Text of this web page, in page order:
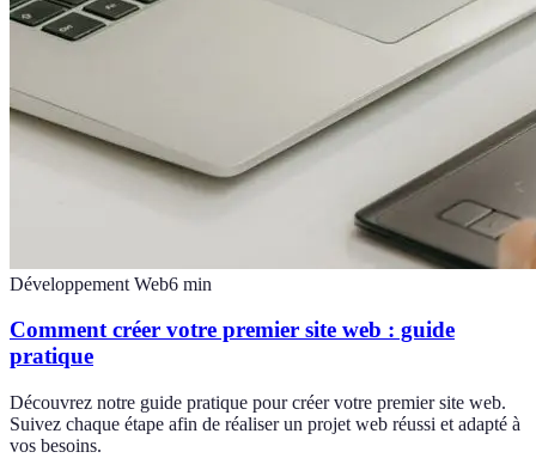
Développement Web6 min
Comment créer votre premier site web : guide
pratique
Découvrez notre guide pratique pour créer votre premier site web.
Suivez chaque étape afin de réaliser un projet web réussi et adapté à
vos besoins.